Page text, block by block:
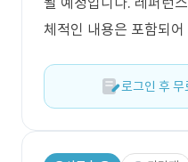
체적인 내용은 포함되
로그인 후 무